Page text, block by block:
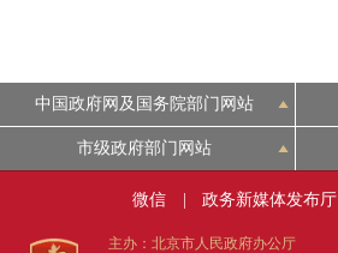
中国政府网及国务院部门网站
市级政府部门网站
微信 政务新媒体发布厅
主办：北京市人民政府办公厅